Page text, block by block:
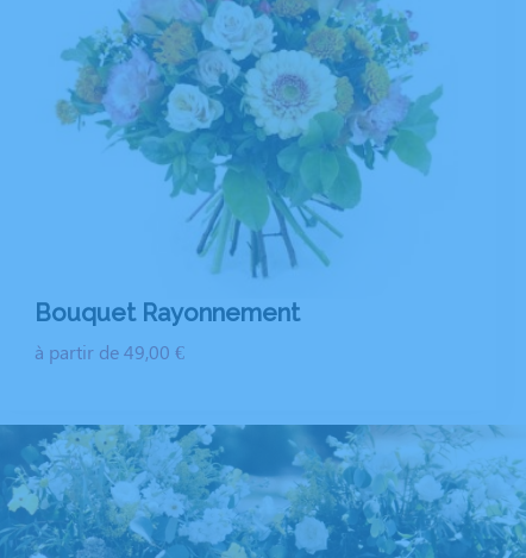
Bouquet Rayonnement
à partir de 49,00 €